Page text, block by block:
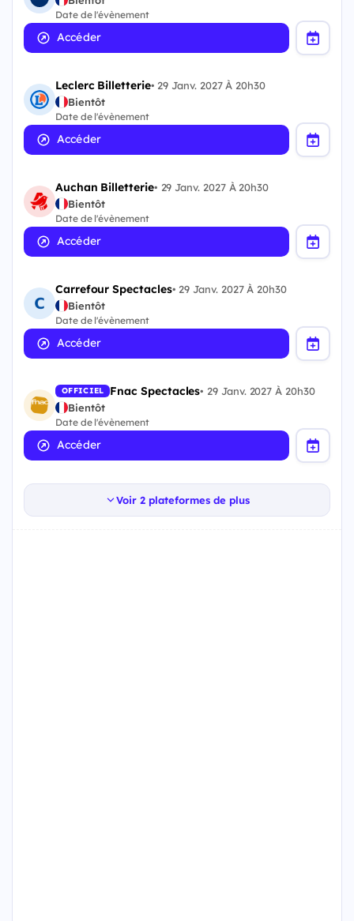
Date de l'évènement
Accéder
Leclerc Billetterie• 29 Janv. 2027 À 20h30
Bientôt
Date de l'évènement
Accéder
Auchan Billetterie• 29 Janv. 2027 À 20h30
Bientôt
Date de l'évènement
Accéder
Carrefour Spectacles• 29 Janv. 2027 À 20h30
Bientôt
Date de l'évènement
Accéder
OFFICIEL Fnac Spectacles• 29 Janv. 2027 À 20h30
Bientôt
Date de l'évènement
Accéder
Voir 2 plateformes de plus